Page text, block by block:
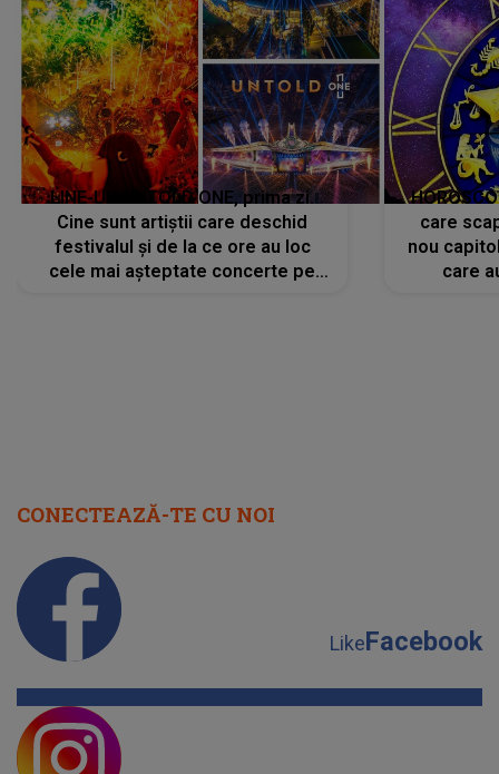
LINE-UP UNTOLD ONE, prima zi.
Cine sunt artiștii care deschid
festivalul și de la ce ore au loc
cele mai așteptate concerte pe
care
nou
care
CONECTEAZĂ-TE CU NOI
LikeFacebook